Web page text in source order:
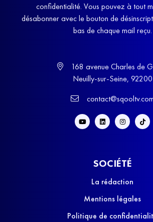
confidentialité. Vous pouvez à tout
désabonner avec le bouton de
bas de chaque mail reçu.
168 avenue Charles de
Neuilly-sur-Seine, 92200
SOCIÉTÉ
La rédaction
Mentions légales
Politique de